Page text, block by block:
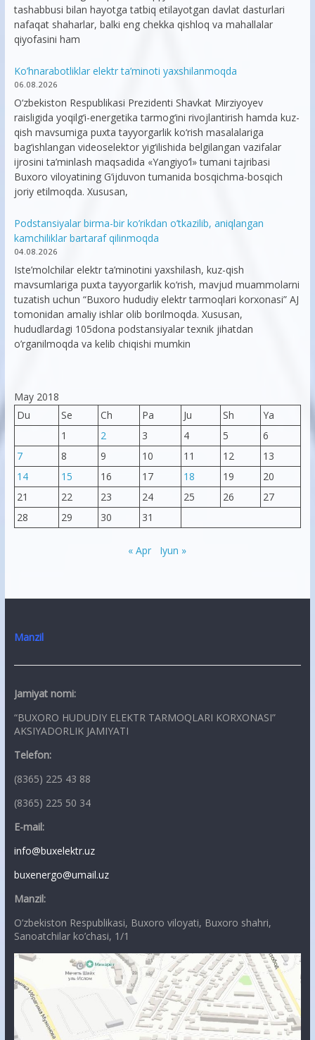
tashabbusi bilan hayotga tatbiq etilayotgan davlat dasturlari
nafaqat shaharlar, balki eng chekka qishloq va mahallalar
qiyofasini ham
Ko’hnarabotliklar elektr ta’minoti yaxshilanmoqda
06.08.2026
O‘zbekiston Respublikasi Prezidenti Shavkat Mirziyoyev
raisligida yoqilg‘i-energetika tarmog‘ini rivojlantirish hamda kuz-
qish mavsumiga puxta tayyorgarlik ko‘rish masalalariga
bag‘ishlangan videoselektor yig‘ilishida belgilangan vazifalar
ijrosini ta’minlash maqsadida «Yangiyo‘l» tumani tajribasi
Buxoro viloyatining G‘ijduvon tumanida bosqichma-bosqich
joriy etilmoqda. Xususan,
Podstansiyalar birma-bir ko’rikdan o’tkazilib, aniqlangan
kamchiliklar bartaraf qilinmoqda
04.08.2026
Iste’molchilar elektr ta’minotini yaxshilash, kuz-qish
mavsumlariga puxta tayyorgarlik ko‘rish, mavjud muammolarni
tuzatish uchun “Buxoro hududiy elektr tarmoqlari korxonasi” AJ
tomonidan amaliy ishlar olib borilmoqda. Xususan,
hududlardagi 105dona podstansiyalar texnik jihatdan
o’rganilmoqda va kelib chiqishi mumkin
May 2018
Du
Se Ch Pa Ju Sh
Ya
1
2 3 4 5
6
7
8 9 10 11 12
13
14
15 16 17 18 19
20
21
22 23 24 25 26
27
28
29 30 31
« Apr Iyun »
Manzil
Jamiyat nomi:
“BUXORO HUDUDIY ELEKTR TARMOQLARI KORXONASI”
AKSIYADORLIK JAMIYATI
Telefon:
(8365) 225 43 88
(8365) 225 50 34
E-mail:
info@buxelektr.uz
buxenergo@umail.uz
Manzil:
O’zbekiston Respublikasi, Buxoro viloyati, Buxoro shahri,
Sanoatchilar ko’chasi, 1/1